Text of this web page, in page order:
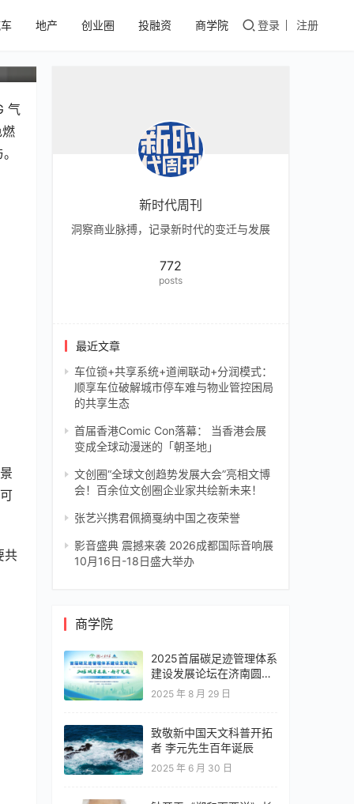
地产 创业圈 投融资 商学院 登录 注册
气
共
新时代周刊
洞察商业脉搏，记录新时代的变迁与发展
772
posts
最近文章
车位锁+共享系统+道闸联动+分润模式：
顺享车位破解城市停车难与物业管控困局
的共享生态
首届香港Comic Con落幕： 当香港会展
变成全球动漫迷的「朝圣地」
文创圈“全球文创趋势发展大会”亮相文博
会！百余位文创圈企业家共绘新未来！
张艺兴携君佩摘戛纳中国之夜荣誉
影音盛典 震撼来袭 2026成都国际音响展
10月16日-18日盛大举办
商学院
2025首届碳足迹管理体系
建设发展论坛在济南圆满
落幕，共绘零碳转型新蓝
2025 年 8 月 29 日
致敬新中国天文科普开拓
者 李元先生百年诞辰
2025 年 6 月 30 日